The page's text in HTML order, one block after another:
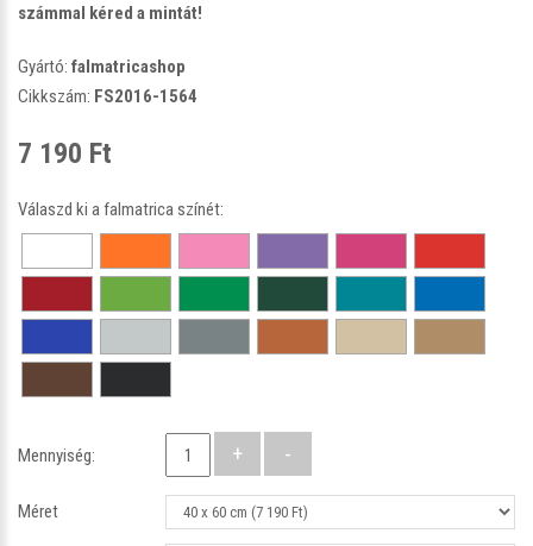
számmal kéred a mintát!
Gyártó: falmatricashop
Cikkszám: FS2016-1564
7 190 Ft
Válaszd ki a falmatrica színét:
Mennyiség:
Méret